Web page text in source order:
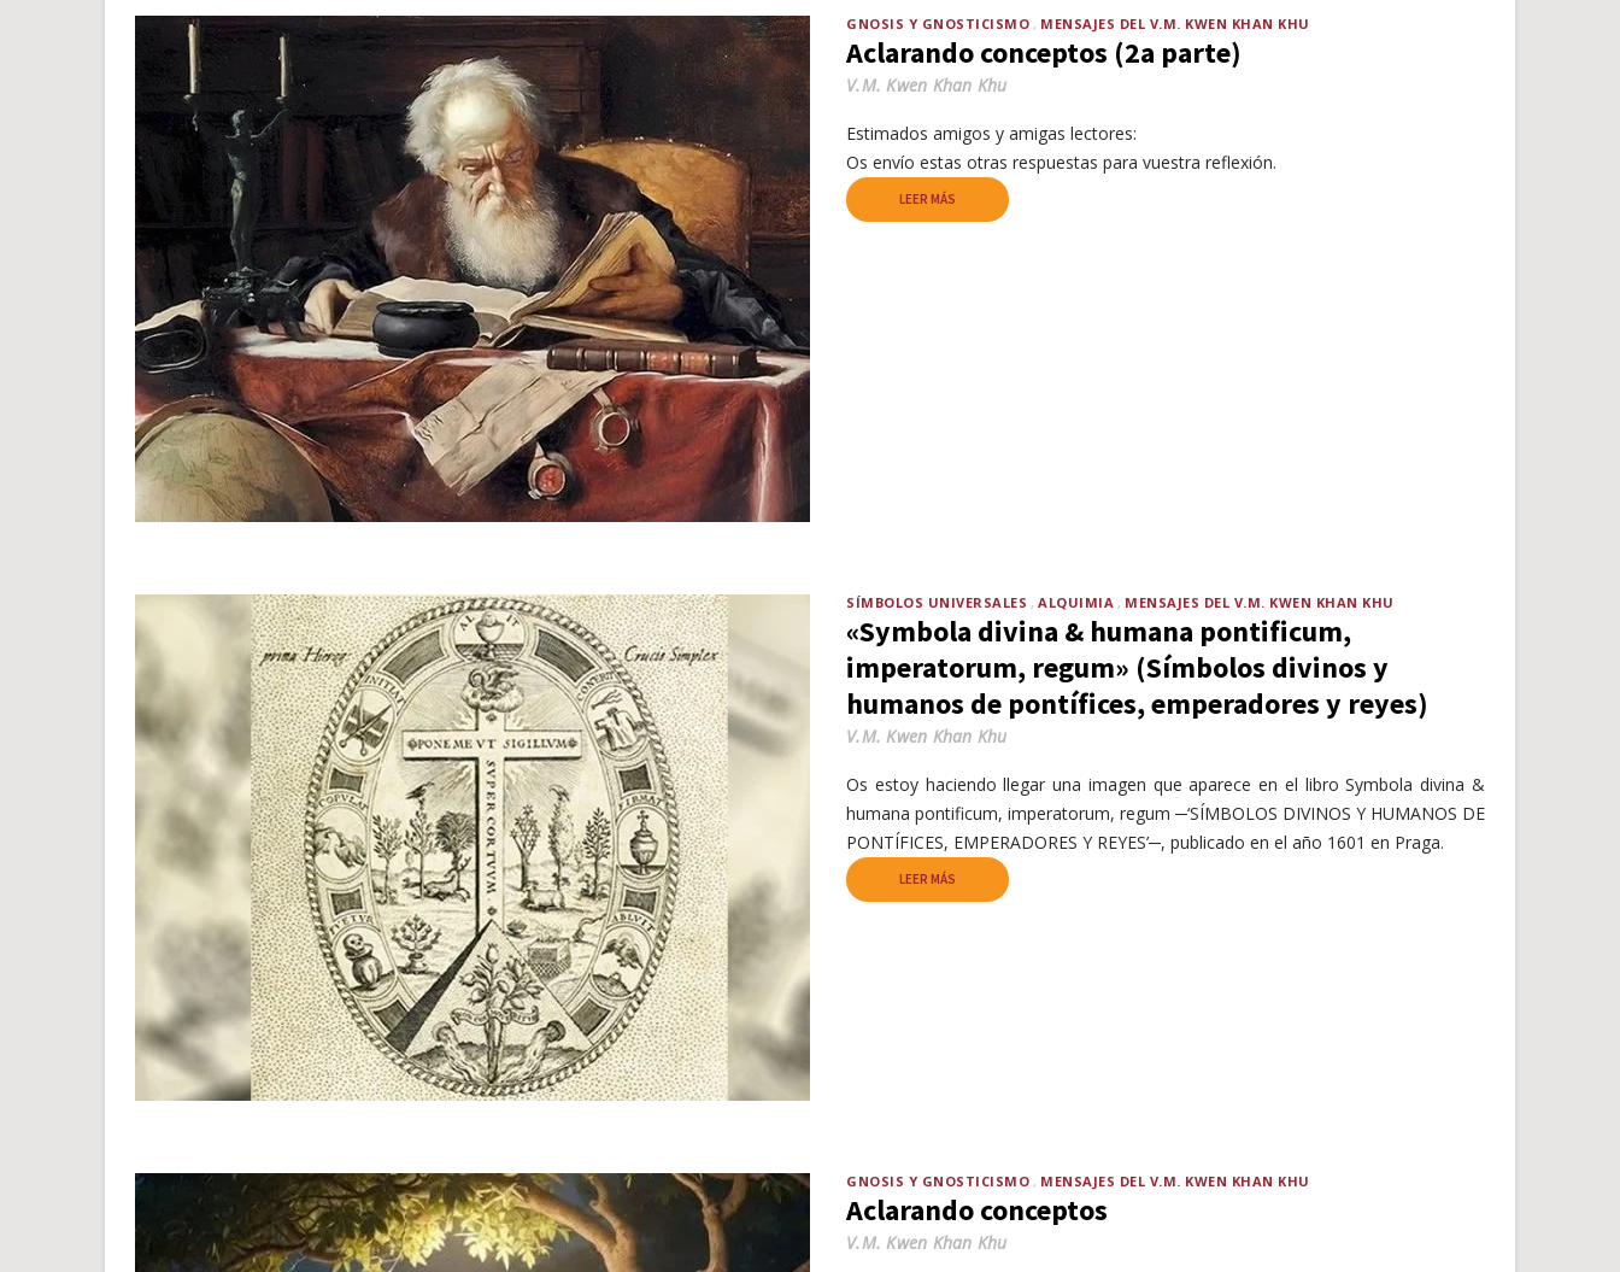
GNOSIS Y GNOSTICISMO MENSAJES DEL V.M. KWEN KHAN KHU
Aclarando conceptos (2a parte)
V.M. Kwen Khan Khu
Estimados amigos y amigas lectores:
Os envío estas otras respuestas para vuestra reflexión.
LEER MÁS
SÍMBOLOS UNIVERSALES ALQUIMIA MENSAJES DEL V.M. KWEN KHAN KHU
«Symbola divina & humana pontificum,
imperatorum, regum» (Símbolos divinos y
humanos de pontífices, emperadores y reyes)
V.M. Kwen Khan Khu
Os estoy haciendo llegar una imagen que aparece en el libro Symbola divina &
humana pontificum, imperatorum, regum ─‘SÍMBOLOS DIVINOS Y HUMANOS DE
PONTÍFICES, EMPERADORES Y REYES’─, publicado en el año 1601 en Praga.
LEER MÁS
GNOSIS Y GNOSTICISMO MENSAJES DEL V.M. KWEN KHAN KHU
Aclarando conceptos
V.M. Kwen Khan Khu